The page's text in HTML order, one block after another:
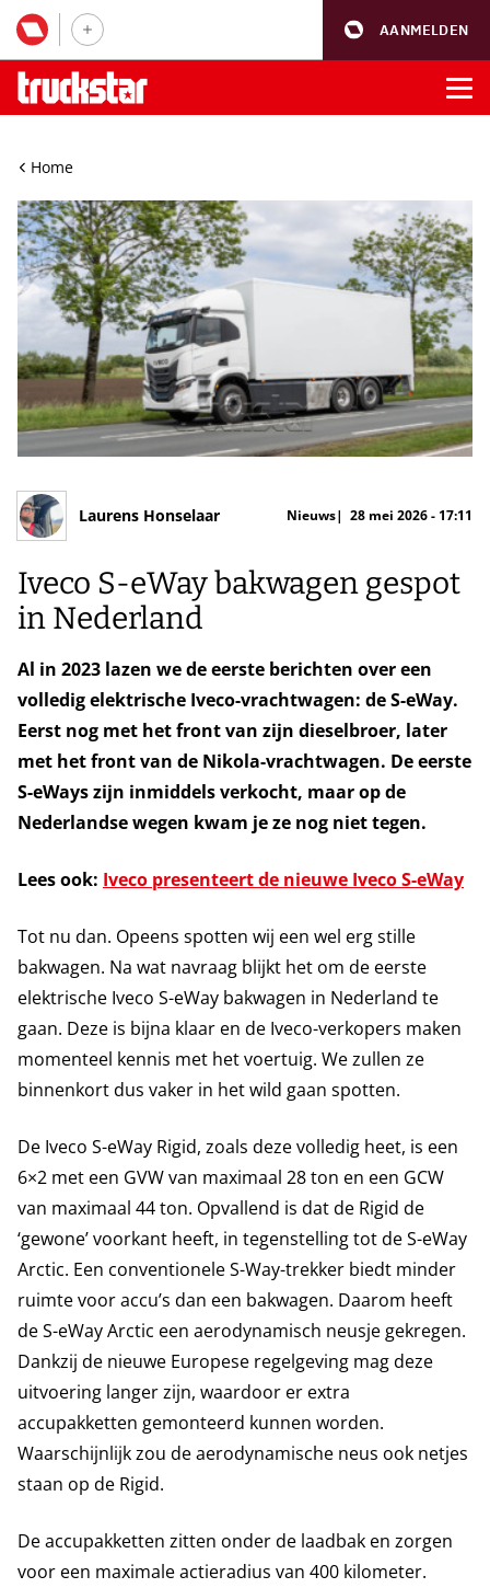
AANMELDEN
Home
Laurens Honselaar Nieuws 28 mei 2026 - 17:11
Iveco S-eWay bakwagen gespot
in Nederland
Al in 2023 lazen we de eerste berichten over een
volledig elektrische Iveco-vrachtwagen: de S-eWay.
Eerst nog met het front van zijn dieselbroer, later
met het front van de Nikola-vrachtwagen. De eerste
S-eWays zijn inmiddels verkocht, maar op de
Nederlandse wegen kwam je ze nog niet tegen.
Lees ook: Iveco presenteert de nieuwe Iveco S-eWay
Tot nu dan. Opeens spotten wij een wel erg stille
bakwagen. Na wat navraag blijkt het om de eerste
elektrische Iveco S-eWay bakwagen in Nederland te
gaan. Deze is bijna klaar en de Iveco-verkopers maken
momenteel kennis met het voertuig. We zullen ze
binnenkort dus vaker in het wild gaan spotten.
De Iveco S-eWay Rigid, zoals deze volledig heet, is een
6×2 met een GVW van maximaal 28 ton en een GCW
van maximaal 44 ton. Opvallend is dat de Rigid de
‘gewone’ voorkant heeft, in tegenstelling tot de S-eWay
Arctic. Een conventionele S-Way-trekker biedt minder
ruimte voor accu’s dan een bakwagen. Daarom heeft
de S-eWay Arctic een aerodynamisch neusje gekregen.
Dankzij de nieuwe Europese regelgeving mag deze
uitvoering langer zijn, waardoor er extra
accupakketten gemonteerd kunnen worden.
Waarschijnlijk zou de aerodynamische neus ook netjes
staan op de Rigid.
De accupakketten zitten onder de laadbak en zorgen
voor een maximale actieradius van 400 kilometer.